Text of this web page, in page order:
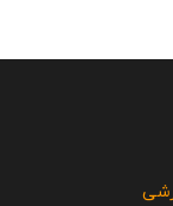
مگابایت تعداد صفحات : 7 صفحه
ما در حال استفاده
رضایت ما نمی باشد .